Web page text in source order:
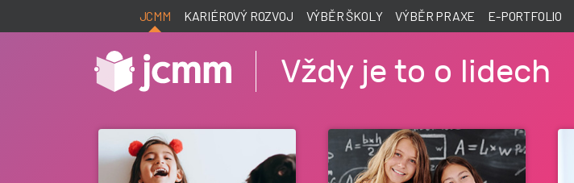
JCMM KARIÉROVÝ ROZVOJ VÝBĚR ŠKOLY VÝBĚR PRAXE E-PORTFOLIO
Vždy je to o lidech